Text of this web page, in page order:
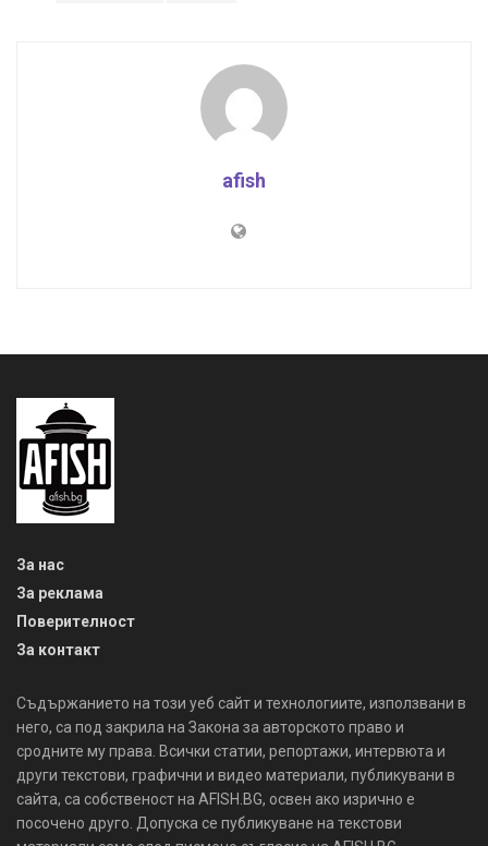
afish
За нас
За реклама
Поверителност
За контакт
Съдържанието на този уеб сайт и технологиите, използвани в
него, са под закрила на Закона за авторското право и
сродните му права. Всички статии, репортажи, интервюта и
други текстови, графични и видео материали, публикувани в
сайта, са собственост на AFISH.BG, освен ако изрично е
посочено друго. Допуска се публикуване на текстови